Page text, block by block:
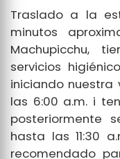
Traslado a la
minutos
Machupicchu,
servicios
iniciando
las 6:00 a.m. i
posteriormente
hasta las 11:30
recomendado